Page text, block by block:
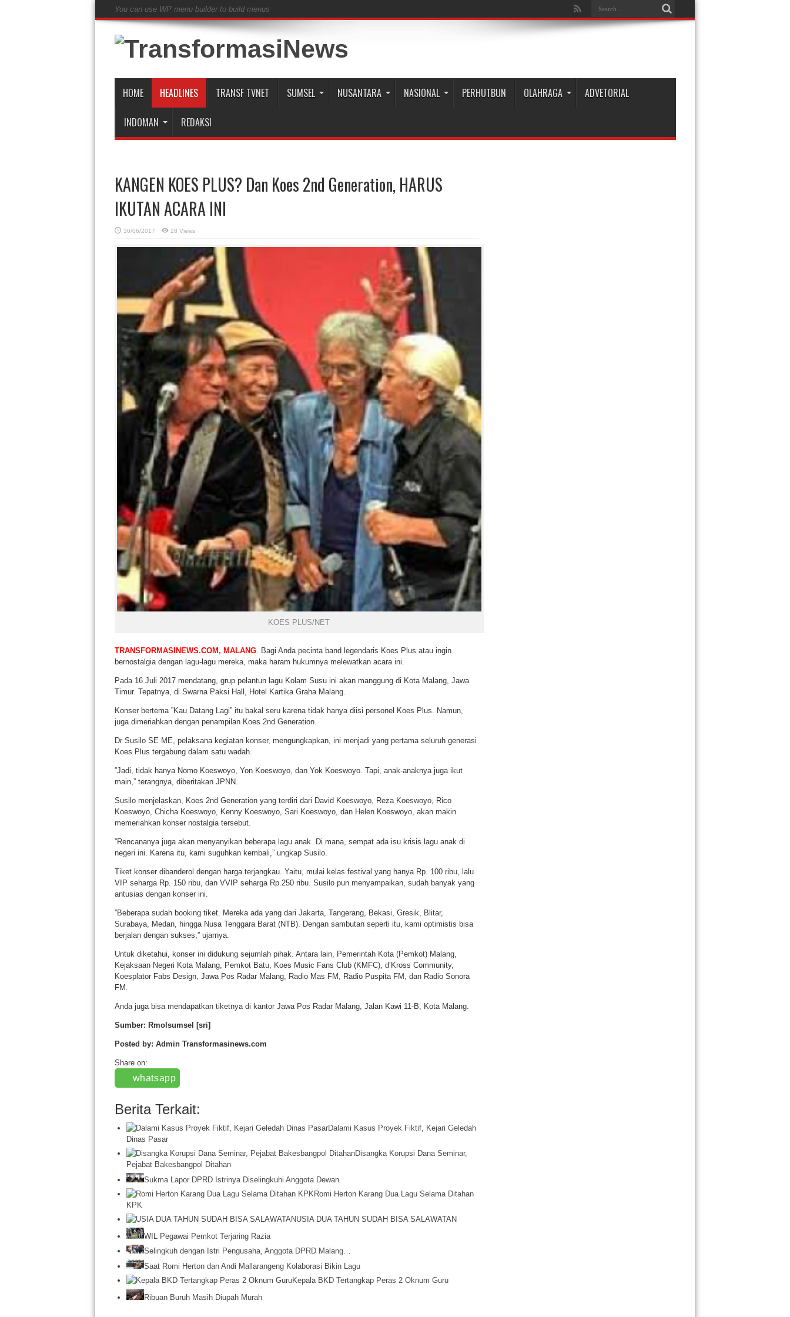
You can use WP menu builder to build menus
HOME HEADLINES TRANSF TVNET SUMSEL NUSANTARA NASIONAL PERHUTBUN OLAHRAGA ADVETORIAL
INDOMAN REDAKSI
KANGEN KOES PLUS? Dan Koes 2nd Generation, HARUS
IKUTAN ACARA INI
30/06/2017 28 Views
KOES PLUS/NET
TRANSFORMASINEWS.COM, MALANG. Bagi Anda pecinta band legendaris Koes Plus atau ingin
bernostalgia dengan lagu-lagu mereka, maka haram hukumnya melewatkan acara ini.
Pada 16 Juli 2017 mendatang, grup pelantun lagu Kolam Susu ini akan manggung di Kota Malang, Jawa
Timur. Tepatnya, di Swarna Paksi Hall, Hotel Kartika Graha Malang.
Konser bertema ”Kau Datang Lagi” itu bakal seru karena tidak hanya diisi personel Koes Plus. Namun,
juga dimeriahkan dengan penampilan Koes 2nd Generation.
Dr Susilo SE ME, pelaksana kegiatan konser, mengungkapkan, ini menjadi yang pertama seluruh generasi
Koes Plus tergabung dalam satu wadah.
”Jadi, tidak hanya Nomo Koeswoyo, Yon Koeswoyo, dan Yok Koeswoyo. Tapi, anak-anaknya juga ikut
main,” terangnya, diberitakan JPNN.
Susilo menjelaskan, Koes 2nd Generation yang terdiri dari David Koeswoyo, Reza Koeswoyo, Rico
Koeswoyo, Chicha Koeswoyo, Kenny Koeswoyo, Sari Koeswoyo, dan Helen Koeswoyo, akan makin
memeriahkan konser nostalgia tersebut.
”Rencananya juga akan menyanyikan beberapa lagu anak. Di mana, sempat ada isu krisis lagu anak di
negeri ini. Karena itu, kami suguhkan kembali,” ungkap Susilo.
Tiket konser dibanderol dengan harga terjangkau. Yaitu, mulai kelas festival yang hanya Rp. 100 ribu, lalu
VIP seharga Rp. 150 ribu, dan VVIP seharga Rp.250 ribu. Susilo pun menyampaikan, sudah banyak yang
antusias dengan konser ini.
”Beberapa sudah booking tiket. Mereka ada yang dari Jakarta, Tangerang, Bekasi, Gresik, Blitar,
Surabaya, Medan, hingga Nusa Tenggara Barat (NTB). Dengan sambutan seperti itu, kami optimistis bisa
berjalan dengan sukses,” ujarnya.
Untuk diketahui, konser ini didukung sejumlah pihak. Antara lain, Pemerintah Kota (Pemkot) Malang,
Kejaksaan Negeri Kota Malang, Pemkot Batu, Koes Music Fans Club (KMFC), d’Kross Community,
Koesplator Fabs Design, Jawa Pos Radar Malang, Radio Mas FM, Radio Puspita FM, dan Radio Sonora
FM.
Anda juga bisa mendapatkan tiketnya di kantor Jawa Pos Radar Malang, Jalan Kawi 11-B, Kota Malang.
Sumber: Rmolsumsel [sri]
Posted by: Admin Transformasinews.com
Share on:
whatsapp
Berita Terkait:
Dalami Kasus Proyek Fiktif, Kejari Geledah
Dinas Pasar
Disangka Korupsi Dana Seminar,
Pejabat Bakesbangpol Ditahan
Sukma Lapor DPRD Istrinya Diselingkuhi Anggota Dewan
Romi Herton Karang Dua Lagu Selama Ditahan
KPK
USIA DUA TAHUN SUDAH BISA SALAWATAN
WIL Pegawai Pemkot Terjaring Razia
Selingkuh dengan Istri Pengusaha, Anggota DPRD Malang…
Saat Romi Herton dan Andi Mallarangeng Kolaborasi Bikin Lagu
Kepala BKD Tertangkap Peras 2 Oknum Guru
Ribuan Buruh Masih Diupah Murah